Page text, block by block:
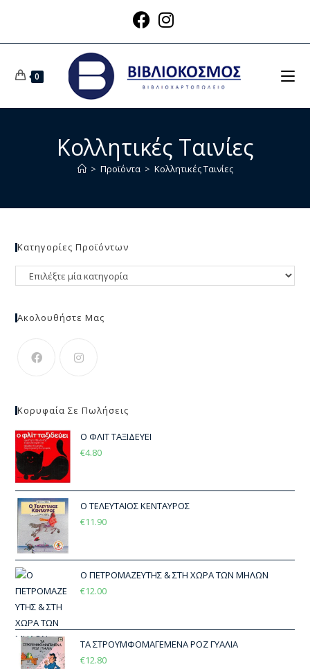
0
Κολλητικές Ταινίες
> Προϊόντα > Κολλητικές Ταινίες
Κατηγορίες Προϊόντων
Ακολουθήστε Μας
Κορυφαία Σε Πωλήσεις
Ο ΦΛΙΤ ΤΑΞΙΔΕΥΕΙ
€4.80
Ο ΤΕΛΕΥΤΑΙΟΣ ΚΕΝΤΑΥΡΟΣ
€11.90
Ο ΠΕΤΡΟΜΑΖΕΥΤΗΣ & ΣΤΗ ΧΩΡΑ ΤΩΝ ΜΗΛΩΝ
€12.00
ΤΑ ΣΤΡΟΥΜΦΟΜΑΓΕΜΕΝΑ ΡΟΖ ΓΥΑΛΙΑ
€12.80